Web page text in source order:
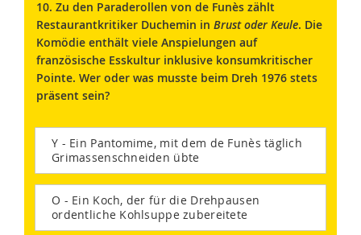
10. Zu den Paraderollen von de Funès zählt
Restaurantkritiker Duchemin in Brust oder Keule. Die
Komödie enthält viele Anspielungen auf
französische Esskultur inklusive konsumkritischer
Pointe. Wer oder was musste beim Dreh 1976 stets
präsent sein?
Y - Ein Pantomime, mit dem de Funès täglich
Grimassenschneiden übte
O - Ein Koch, der für die Drehpausen
ordentliche Kohlsuppe zubereitete